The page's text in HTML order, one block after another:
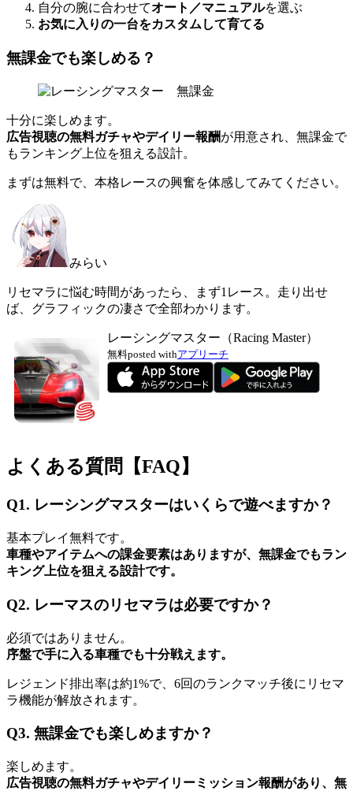
自分の腕に合わせてオート／マニュアルを選ぶ
お気に入りの一台をカスタムして育てる
無課金でも楽しめる？
十分に楽しめます。
広告視聴の無料ガチャやデイリー報酬が用意され、無課金で
もランキング上位を狙える設計。
まずは無料で、本格レースの興奮を体感してみてください。
みらい
リセマラに悩む時間があったら、まず1レース。走り出せ
ば、グラフィックの凄さで全部わかります。
レーシングマスター（Racing Master）
無料posted withアプリーチ
よくある質問【FAQ】
Q1. レーシングマスターはいくらで遊べますか？
基本プレイ無料です。
車種やアイテムへの課金要素はありますが、無課金でもラン
キング上位を狙える設計です。
Q2. レーマスのリセマラは必要ですか？
必須ではありません。
序盤で手に入る車種でも十分戦えます。
レジェンド排出率は約1%で、6回のランクマッチ後にリセマ
ラ機能が解放されます。
Q3. 無課金でも楽しめますか？
楽しめます。
広告視聴の無料ガチャやデイリーミッション報酬があり、無